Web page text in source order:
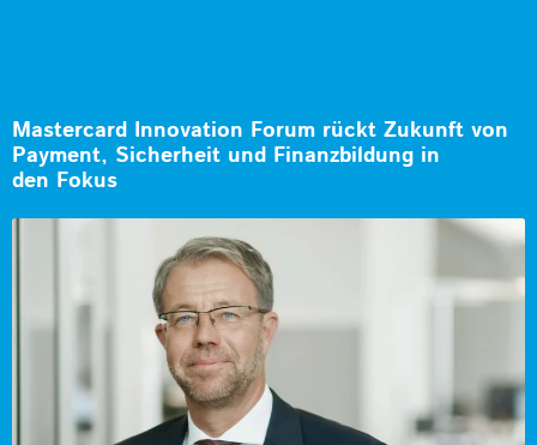
Mastercard Innovation Forum rückt Zukunft von
Payment, Sicherheit und Finanzbildung in
den Fokus